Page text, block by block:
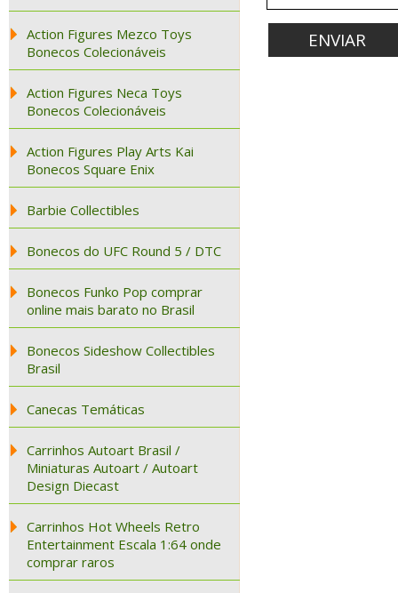
Action Figures Mezco Toys
Bonecos Colecionáveis
Action Figures Neca Toys
Bonecos Colecionáveis
Action Figures Play Arts Kai
Bonecos Square Enix
Barbie Collectibles
Bonecos do UFC Round 5 / DTC
Bonecos Funko Pop comprar
online mais barato no Brasil
Bonecos Sideshow Collectibles
Brasil
Canecas Temáticas
Carrinhos Autoart Brasil /
Miniaturas Autoart / Autoart
Design Diecast
Carrinhos Hot Wheels Retro
Entertainment Escala 1:64 onde
comprar raros